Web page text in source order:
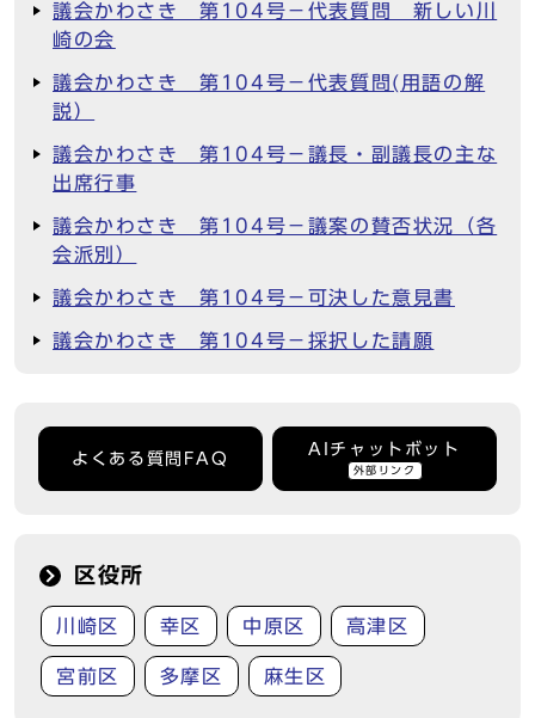
議会かわさき 第104号－代表質問 新しい川
崎の会
議会かわさき 第104号－代表質問(用語の解
説）
議会かわさき 第104号－議長・副議長の主な
出席行事
議会かわさき 第104号－議案の賛否状況（各
会派別）
議会かわさき 第104号－可決した意見書
議会かわさき 第104号－採択した請願
よくある質問FAQ
AIチャットボット
外部リンク
区役所
川崎区 幸区 中原区 高津区
宮前区 多摩区 麻生区